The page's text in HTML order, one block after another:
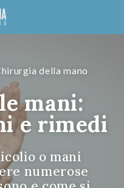
della mano
mani:
e rimedi
o mani
numerose